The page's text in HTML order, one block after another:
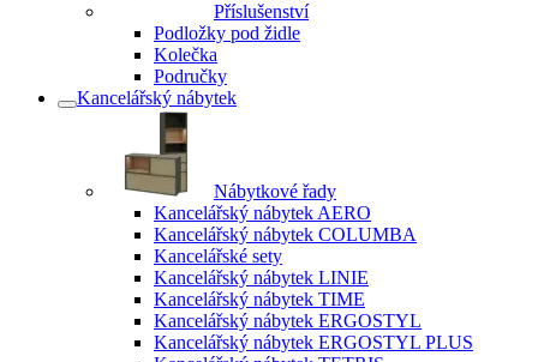
Příslušenství
Podložky pod židle
Kolečka
Područky
Kancelářský nábytek
Nábytkové řady
Kancelářský nábytek AERO
Kancelářský nábytek COLUMBA
Kancelářské sety
Kancelářský nábytek LINIE
Kancelářský nábytek TIME
Kancelářský nábytek ERGOSTYL
Kancelářský nábytek ERGOSTYL PLUS